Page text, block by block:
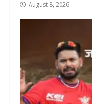
August 8, 2026